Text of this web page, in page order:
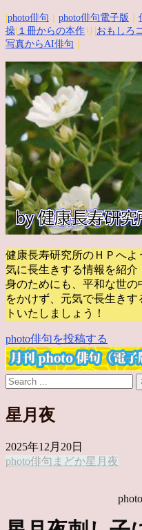
photo俳句 photo俳句電子版
操 １冊からの本作 り| おもしろ
写真からAI俳句
健康長寿研究所のＨＰへ
気に長生きする情報を紹介
身のためにも、平和な世
をかけず、元気で長生き
トいたしましょう！
photo俳句を投稿する
星月夜
2025年12月20日
photo俳句 まどか星月夜